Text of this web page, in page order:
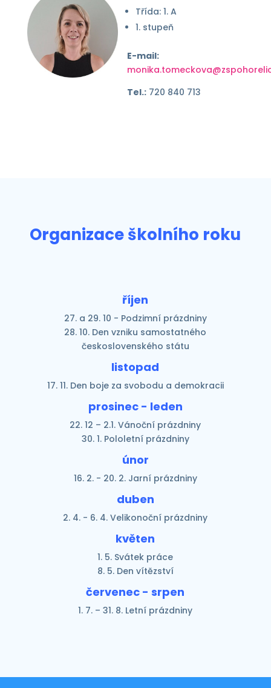
Třída: 1. A
1. stupeň
E-mail:
Tel.: 720 840 713
Organizace školního roku
říjen
27. a 29. 10 - Podzimní prázdniny
28. 10. Den vzniku samostatného
československého státu
listopad
17. 11. Den boje za svobodu a demokracii
prosinec - leden
22. 12 – 2.1. Vánoční prázdniny
30. 1. Pololetní prázdniny
únor
16. 2. - 20. 2. Jarní prázdniny
duben
2. 4. - 6. 4. Velikonoční prázdniny
květen
1. 5. Svátek práce
8. 5. Den vítězství
červenec - srpen
1. 7. – 31. 8. Letní prázdniny